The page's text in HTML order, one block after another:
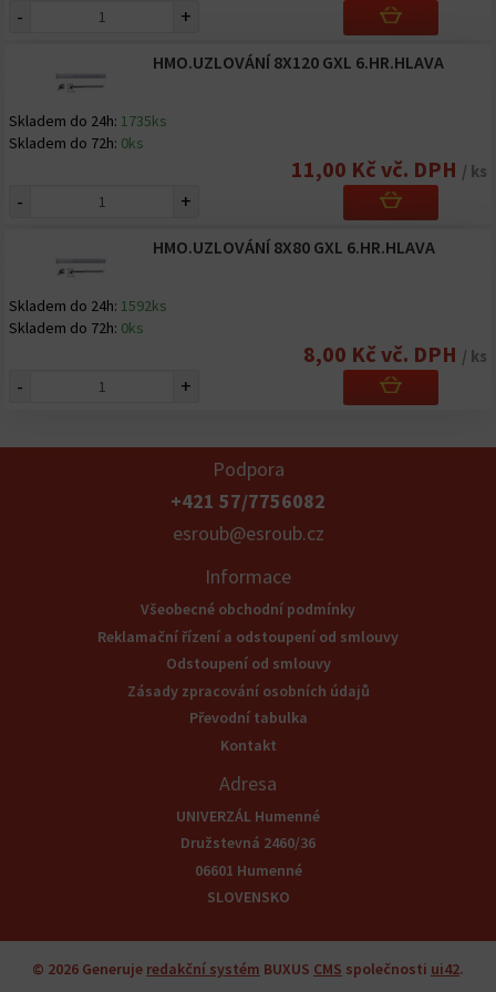
- +
HMO.UZLOVÁNÍ 8X120 GXL 6.HR.HLAVA
Skladem do 24h: 1735ks
Skladem do 72h: 0ks
11,00 Kč vč. DPH / ks
- +
HMO.UZLOVÁNÍ 8X80 GXL 6.HR.HLAVA
Skladem do 24h: 1592ks
Skladem do 72h: 0ks
8,00 Kč vč. DPH / ks
- +
Podpora
+421 57/7756082
esroub@esroub.cz
Informace
Všeobecné obchodní podmínky
Reklamační řízení a odstoupení od smlouvy
Odstoupení od smlouvy
Zásady zpracování osobních údajů
Převodní tabulka
Kontakt
Adresa
UNIVERZÁL Humenné
Družstevná 2460/36
06601 Humenné
SLOVENSKO
© 2026 Generuje redakční systém BUXUS CMS společnosti ui42.